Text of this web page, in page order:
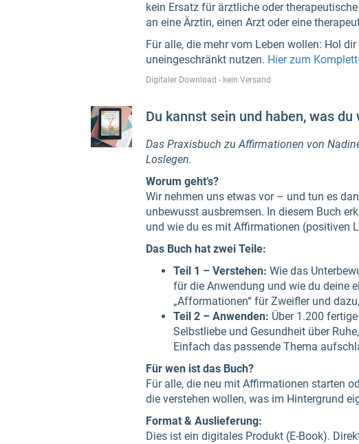
kein Ersatz für ärztliche oder
an eine Ärztin, einen Arzt oder eine
Für alle, die mehr vom Leben wollen: Hol
uneingeschränkt nutzen. Hier zum
Digitaler Download - kein Versand
Du kannst sein und haben, was du
Das Praxisbuch zu Affirmationen von
Loslegen.
Worum geht’s?
Wir nehmen uns etwas vor – und tun es
unbewusst ausbremsen. In diesem Buch
und wie du es mit Affirmationen (positiven
Das Buch hat zwei Teile:
Teil 1 – Verstehen: Wie das
für die Anwendung und wie du deine
„Afformationen“ für Zweifler und
Teil 2 – Anwenden: Über 1.200
Selbstliebe und Gesundheit über
Einfach das passende Thema
Für wen ist das Buch?
Für alle, die neu mit Affirmationen starten
die verstehen wollen, was im Hintergrund
Format & Auslieferung:
Dies ist ein digitales Produkt (E-Book).